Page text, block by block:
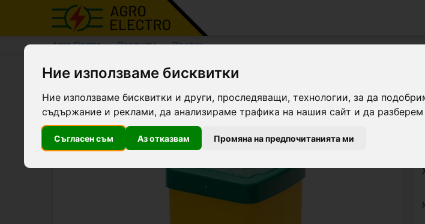
Ние използваме бисквитки
Ние използваме бисквитки и други, проследяващи, технологии, за да
съдържание и реклами, да анализираме трафика на нашия сайт и да
Съгласен съм Аз отказвам Промяна на предпочитанията ми
Agro Electro Продукти Поилки
Поилка за зайци, 1 литър
Топ фаворит